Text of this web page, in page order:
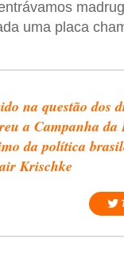
uma placa
na questão dos
a Campanha da
da política
Krischke